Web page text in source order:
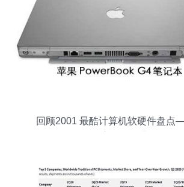
回顾2001 最酷计算机软硬件盘